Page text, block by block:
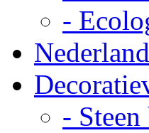
-
- Steen